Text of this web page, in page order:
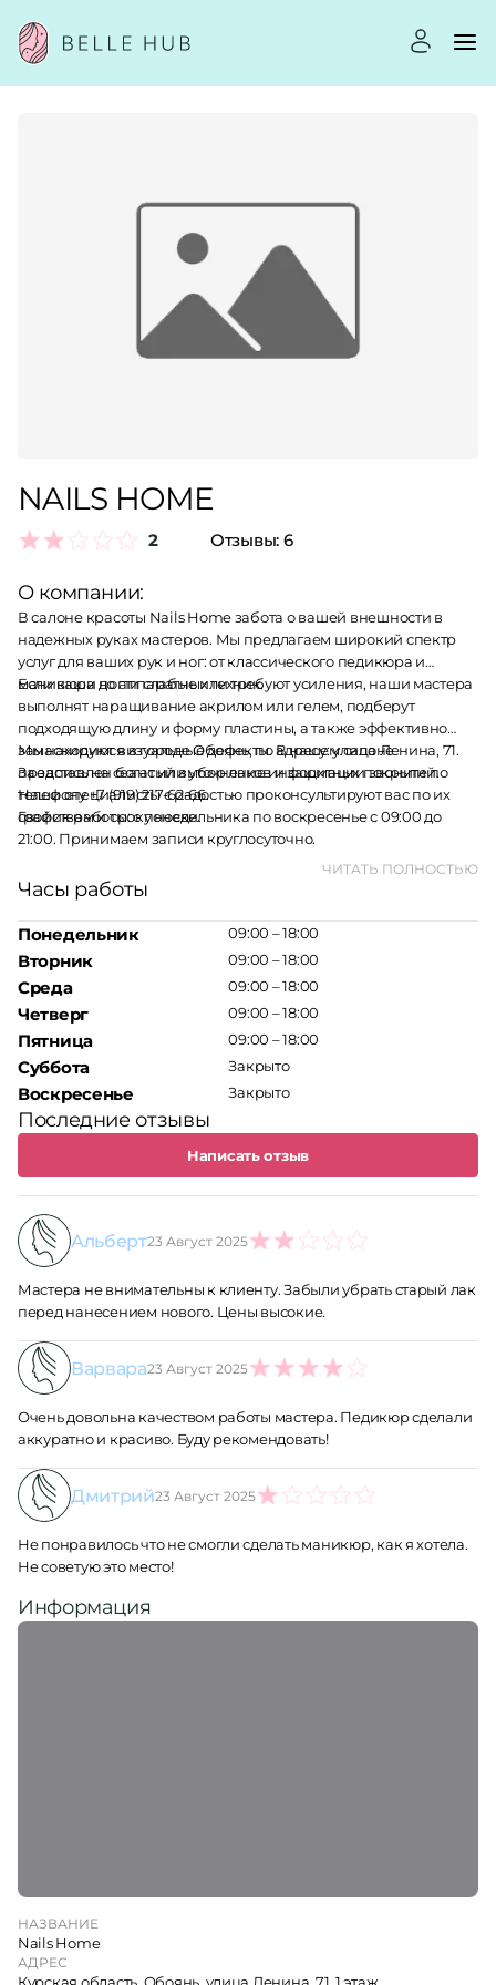
NAILS HOME
2 Отзывы: 6
О компании:
В салоне красоты Nails Home забота о вашей внешности в
надежных руках мастеров. Мы предлагаем широкий спектр
услуг для ваших рук и ног: от классического педикюра и
маникюра до аппаратных техник.
Если ваши ногти слабые или требуют усиления, наши мастера
выполнят наращивание акрилом или гелем, подберут
подходящую длину и форму пластины, а также эффективно
замаскируют визуальные дефекты. В нашем салоне
представлен богатый выбор лаков и защитных покрытий.
Наши специалисты с радостью проконсультируют вас по их
свойствам и сроку носки.
Мы находимся в городе Обоянь, по адресу: улица Ленина, 71.
За запись на сеанс или уточнение информации звоните по
телефону +7 (919) 217-62-66.
График работы: с понедельника по воскресенье с 09:00 до
21:00. Принимаем записи круглосуточно.
ЧИТАТЬ ПОЛНОСТЬЮ
Часы работы
Понедельник
Вторник
Среда
Четверг
Пятница
Суббота
Воскресенье
09:00 – 18:00
09:00 – 18:00
09:00 – 18:00
09:00 – 18:00
09:00 – 18:00
Закрыто
Закрыто
Последние отзывы
Написать отзыв
Альберт23 Август 2025
2
Мастера не внимательны к клиенту. Забыли убрать старый лак
перед нанесением нового. Цены высокие.
Варвара23 Август 2025
4
Очень довольна качеством работы мастера. Педикюр сделали
аккуратно и красиво. Буду рекомендовать!
Дмитрий23 Август 2025
1
Не понравилось что не смогли сделать маникюр, как я хотела.
Не советую это место!
Информация
НАЗВАНИЕ
Nails Home
АДРЕС